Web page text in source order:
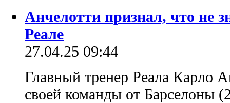
Анчелотти признал, что не
Реале
27.04.25 09:44
Главный тренер Реала Карло
своей команды от Барселоны